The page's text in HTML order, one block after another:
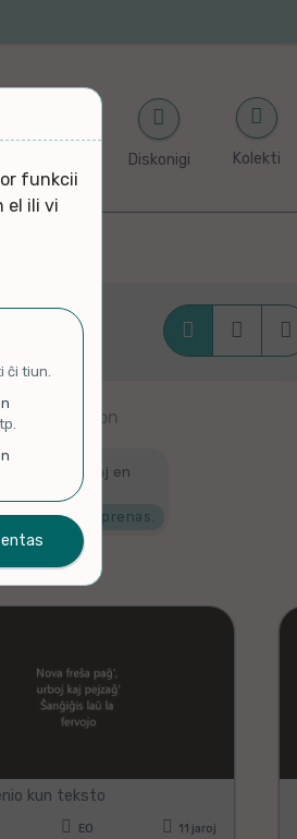
Diskonigi Kolekti
  
platformon
estis alŝutitaj en
Mi komprenas.
kun teksto
EO 11 jaroj
funkcii
el ili vi
ĉi tiun.